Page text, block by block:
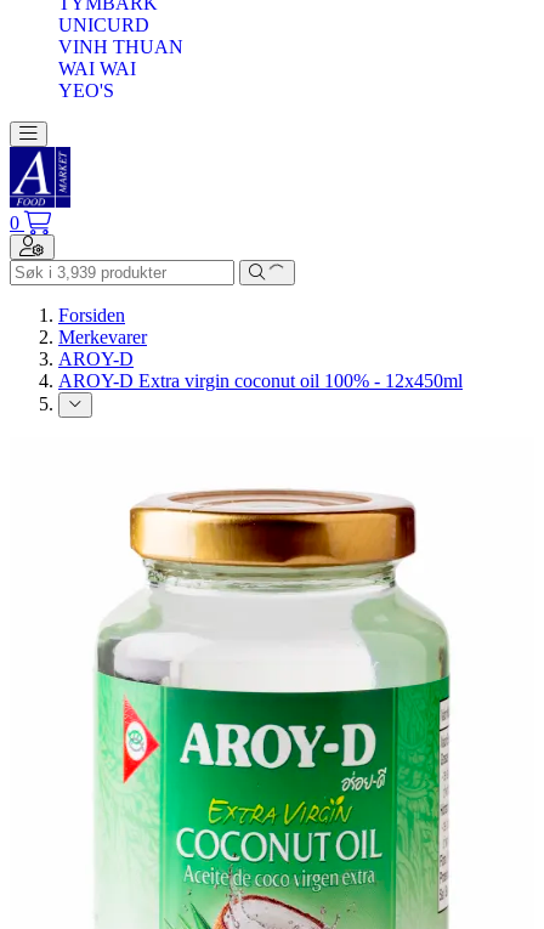
UNICURD
VINH THUAN
WAI WAI
YEO'S
Toggle navigation
0
Toggle navigation
Forsiden
Merkevarer
AROY-D
AROY-D Extra virgin coconut oil 100% - 12x450ml